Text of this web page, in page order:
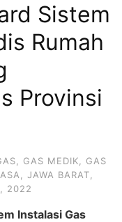
Sistem
Rumah
Provinsi
GAS MEDIK
GAS
JAWA BARAT
2022
Instalasi Gas